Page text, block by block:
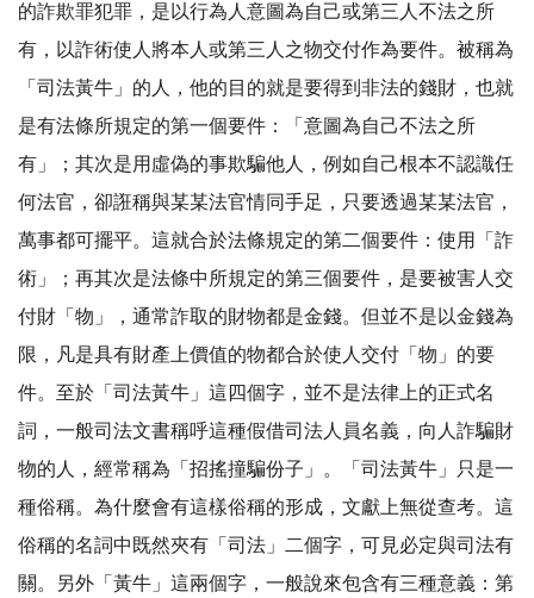
的詐欺罪犯罪，是以行為人意圖為自己或第三人不法之所
有，以詐術使人將本人或第三人之物交付作為要件。被稱為
「司法黃牛」的人，他的目的就是要得到非法的錢財，也就
是有法條所規定的第一個要件：「意圖為自己不法之所
有」；其次是用虛偽的事欺騙他人，例如自己根本不認識任
何法官，卻誑稱與某某法官情同手足，只要透過某某法官，
萬事都可擺平。這就合於法條規定的第二個要件：使用「詐
術」；再其次是法條中所規定的第三個要件，是要被害人交
付財「物」，通常詐取的財物都是金錢。但並不是以金錢為
限，凡是具有財產上價值的物都合於使人交付「物」的要
件。至於「司法黃牛」這四個字，並不是法律上的正式名
詞，一般司法文書稱呼這種假借司法人員名義，向人詐騙財
物的人，經常稱為「招搖撞騙份子」。「司法黃牛」只是一
種俗稱。為什麼會有這樣俗稱的形成，文獻上無從查考。這
俗稱的名詞中既然夾有「司法」二個字，可見必定與司法有
關。另外「黃牛」這兩個字，一般說來包含有三種意義：第